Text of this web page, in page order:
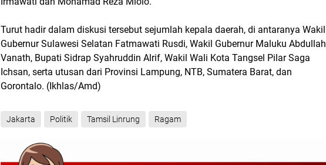
Turut hadir dalam diskusi tersebut sejumlah kepala daerah, di antaranya Wakil
Gubernur Sulawesi Selatan Fatmawati Rusdi, Wakil Gubernur Maluku Abdullah
Vanath, Bupati Sidrap Syahruddin Alrif, Wakil Wali Kota Tangsel Pilar Saga
Ichsan, serta utusan dari Provinsi Lampung, NTB, Sumatera Barat, dan
Gorontalo. (Ikhlas/Amd)
Jakarta Politik Tamsil Linrung Ragam